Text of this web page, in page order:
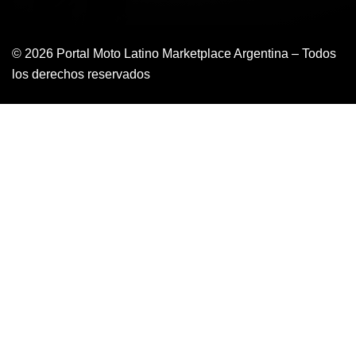
© 2026 Portal Moto Latino Marketplace Argentina – Todos